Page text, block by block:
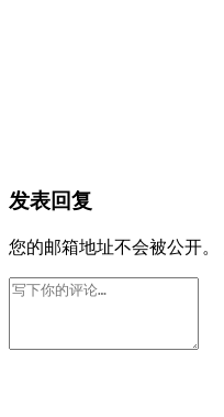
发表回复
您的邮箱地址不会被公开。